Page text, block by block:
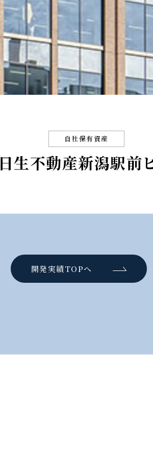
自社保有資産
日生不動産新潟駅前
開発実績TOPへ